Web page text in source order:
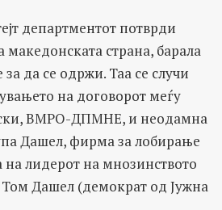
департментот потврди
македонската страна, барала
да се одржи. Таа се случи
на договорот меѓу
ВМРО-ДПМНЕ, и неодамна
Дашел, фирма за лобирање
на лидерот на мнозинството
Дашел (демократ од Јужна